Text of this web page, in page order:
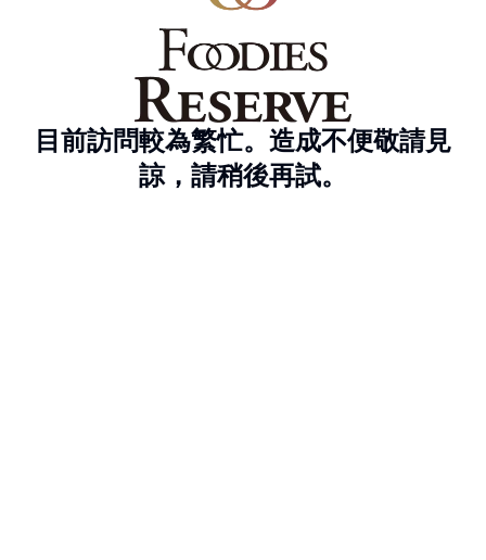
目前訪問較為繁忙。造成不便敬請見
諒，請稍後再試。